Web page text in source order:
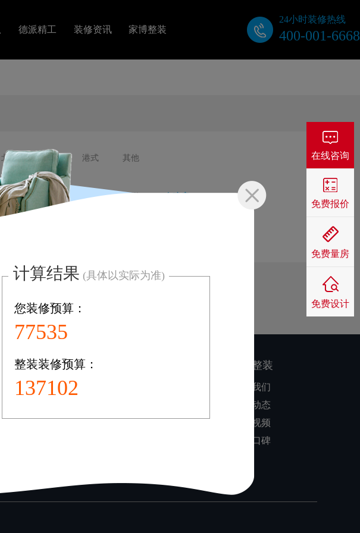
德派精工 装修资讯 家博整装
业主口碑
24小时装修热线
400-001-6668
北欧 轻奢 港式 其他
复式 别墅 排屋
家博整装
关于我们
公司动态
装修视频
业主口碑
计算结果 (具体以实际为准)
您装修预算：
77535
整装装修预算：
137102
在线咨询
免费报价
免费量房
免费设计